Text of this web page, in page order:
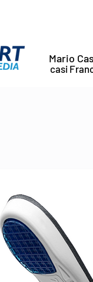
Mario
casi